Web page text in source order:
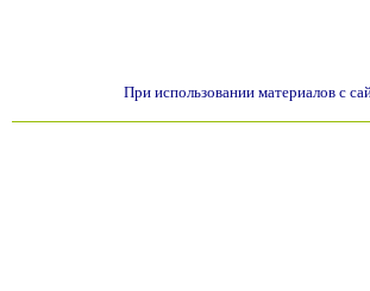
При использовании материалов с